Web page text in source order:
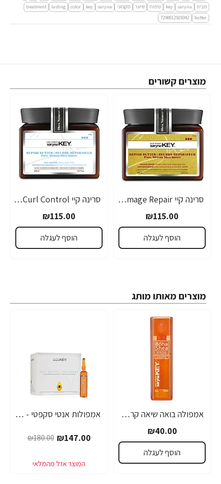
מבית saryna
key טיפוח שיער מקצועי saryna
key
color
lasting
treatment
butter
7290012929342
מוצרים קשורים
סרינה קיי Damage Repair מסכת חמאת שיאה לשיער עבה ויבש 500 מ"ל - מבית Saryna Key
₪115.00
הוסף לעגלה
סרינה קיי Curl Control מסכת חמאת שיאה לשיער גלי ומתולתל 500 מ"ל - מבית Saryna Key
₪115.00
הוסף לעגלה
מוצרים מאותו מותג
אמפולה בואה שיאה קראטין טבעי סרינה קיי 12 מ"ל - מבית Saryna Key
₪40.00
הוסף לעגלה
-18% אמפולות אנטי סקפטי - לחיזוק שורשי השיער סרינה קיי נגד נשירה Unique Pro - מבית Saryna Key
₪147.00
₪180.00